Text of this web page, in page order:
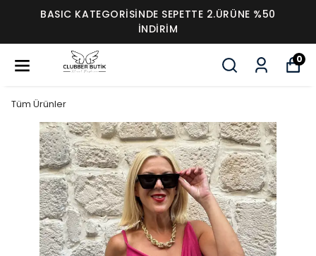
BASIC KATEGORİSİNDE SEPETTE 2.ÜRÜNE %50
İNDİRİM
0
Tüm Ürünler